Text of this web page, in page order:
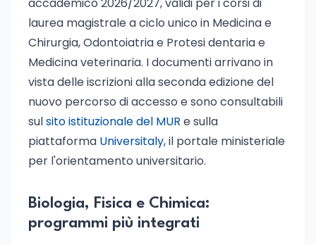
laurea magistrale a ciclo unico in Medicina e
Chirurgia, Odontoiatria e Protesi dentaria e
Medicina veterinaria. I documenti arrivano in
vista delle iscrizioni alla seconda edizione del
nuovo percorso di accesso e sono consultabili
sulsito istituzionale del MUR e sulla
piattaforma Universitaly, il portale ministeriale
per l'orientamento universitario.
Biologia, Fisica e Chimica:
programmi più integrati